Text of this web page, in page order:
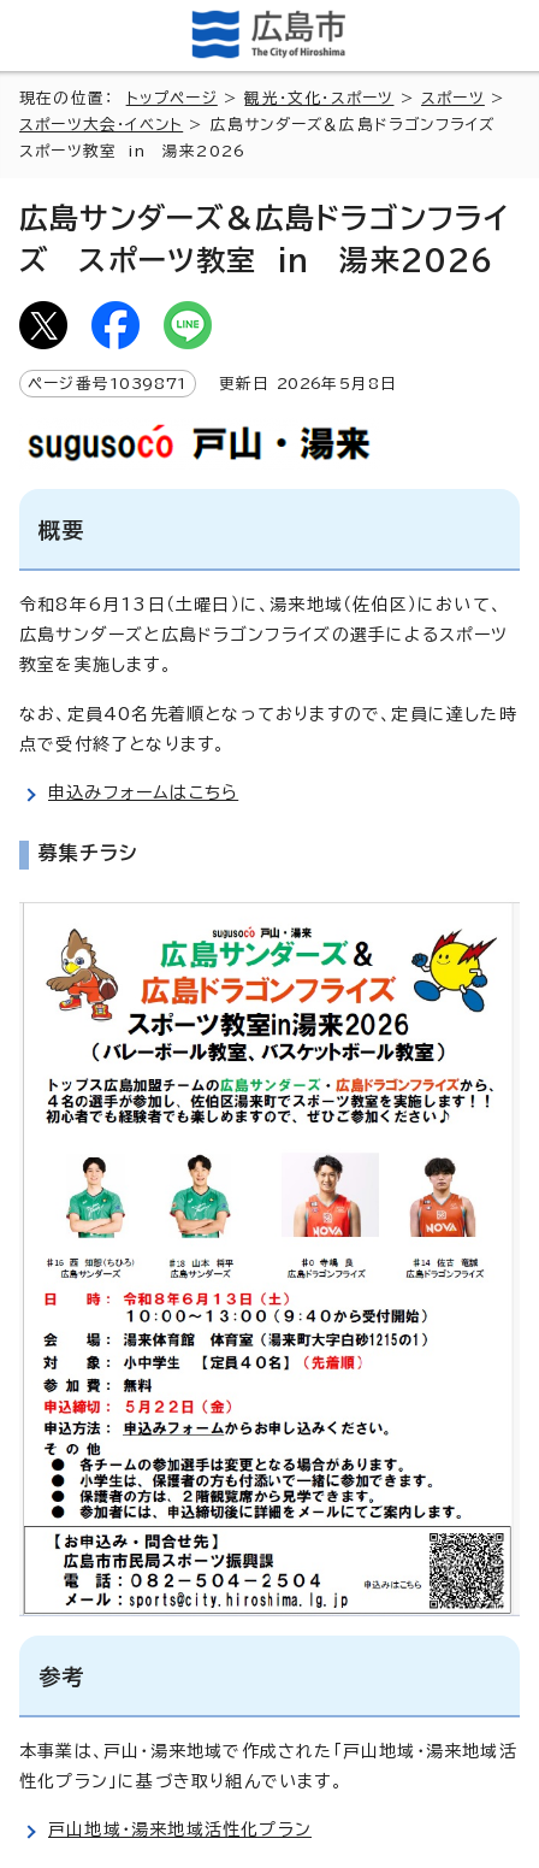
現在の位置： トップページ >観光・文化・スポーツ > スポーツ
>
スポーツ大会・イベント
> 広島サンダーズ＆広島ドラゴンフライズ
スポーツ教室 in 湯来2026
広島サンダーズ＆広島ドラゴンフライ
ズ スポーツ教室 in 湯来2026
ページ番号 1039871 更新日 2026年5月8日
概要
令和8年6月13日（土曜日）に、湯来地域（佐伯区）において、
広島サンダーズと広島ドラゴンフライズの選手によるスポーツ
教室を実施します。
なお、定員40名先着順となっておりますので、定員に達した時
点で受付終了となります。
申込みフォームはこちら
募集チラシ
参考
本事業は、戸山・湯来地域で作成された「戸山地域・湯来地域活
性化プラン」に基づき取り組んでいます。
戸山地域・湯来地域活性化プラン